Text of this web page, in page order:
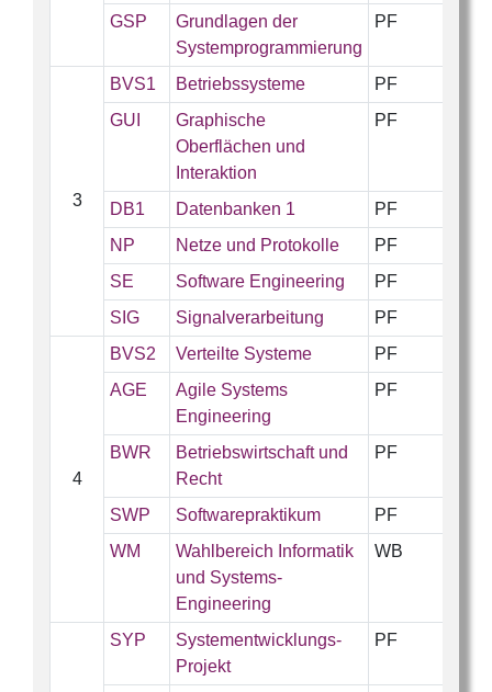
GSP
Grundlagen der
Systemprogrammierung
PF
3
BVS1 Betriebssysteme
PF
GUI
Graphische
Oberflächen und
Interaktion
PF
DB1 Datenbanken 1
PF
NP
Netze und Protokolle
PF
SE
Software Engineering
PF
SIG
Signalverarbeitung PF
4
BVS2 Verteilte Systeme
PF
AGE
Agile Systems
Engineering
PF
BWR
Betriebswirtschaft und
Recht
PF
SWP Softwarepraktikum
PF
WM
Wahlbereich Informatik
und Systems-
Engineering
WB
SYP
Systementwicklungs-
Projekt
PF